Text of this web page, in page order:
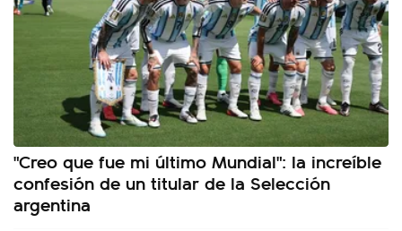
"Creo que fue mi último Mundial": la increíble
confesión de un titular de la Selección
argentina